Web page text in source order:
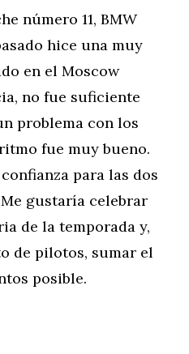
número 11, BMW
hice una muy
en el Moscow
no fue suficiente
problema con los
fue muy bueno.
para las dos
gustaría celebrar
de la temporada y,
de pilotos, sumar el
posible.